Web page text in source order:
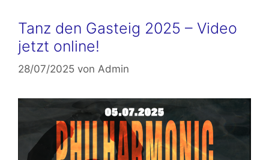
Tanz den Gasteig 2025 – Video
jetzt online!
28/07/2025 von Admin